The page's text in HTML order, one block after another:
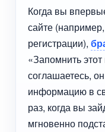
Когда вы
сайте
регистрации),
«Запомнить
соглашаетесь,
информацию в
раз, когда вы
мгновенно